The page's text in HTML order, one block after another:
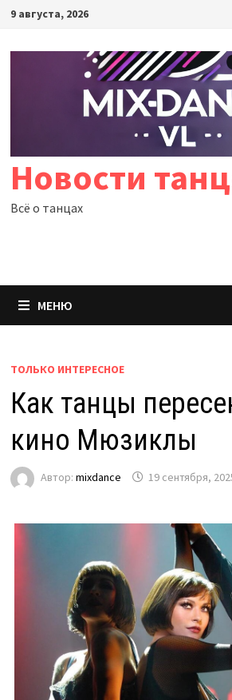
Перейти
содержимому
9 августа, 2026
Новости
Всё о танцах
МЕНЮ
ТОЛЬКО ИНТЕРЕСНОЕ
Как танцы
кино Мюзиклы
Автор: mixdance 19 сентября,